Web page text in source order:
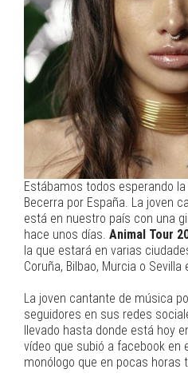
Estábamos todos esperando
Becerra por España. La joven
está en nuestro país con una
hace unos días. Animal Tour
la que estará en varias
Coruña, Bilbao, Murcia o
La joven cantante de música
seguidores en sus redes
llevado hasta donde está hoy
vídeo que subió a facebook en
monólogo que en pocas horas